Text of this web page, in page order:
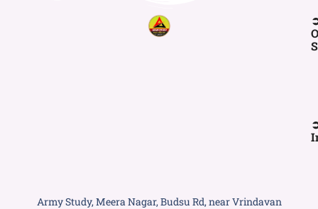
Army Study, Meera Nagar, Budsu Rd, near Vrindavan